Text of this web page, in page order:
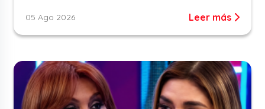
05 Ago 2026 Leer más